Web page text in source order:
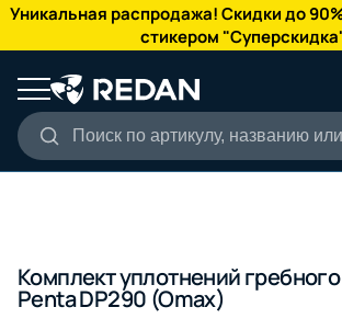
Уникальная распродажа! Скидки до
стикером
Поиск по артикулу, названию
КАТАЛОГ
Комплект уплотнений
Penta DP290 (Omax)